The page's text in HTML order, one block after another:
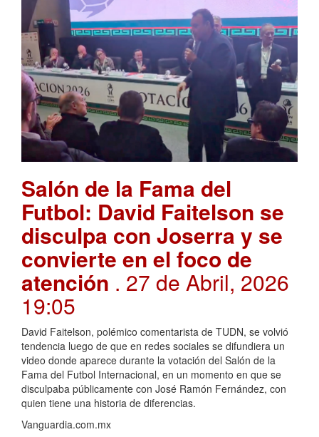
Salón de la Fama del
Futbol: David Faitelson se
disculpa con Joserra y se
convierte en el foco de
atención . 27 de Abril, 2026
19:05
David Faitelson, polémico comentarista de TUDN, se volvió
tendencia luego de que en redes sociales se difundiera un
video donde aparece durante la votación del Salón de la
Fama del Futbol Internacional, en un momento en que se
disculpaba públicamente con José Ramón Fernández, con
quien tiene una historia de diferencias.
Vanguardia.com.mx